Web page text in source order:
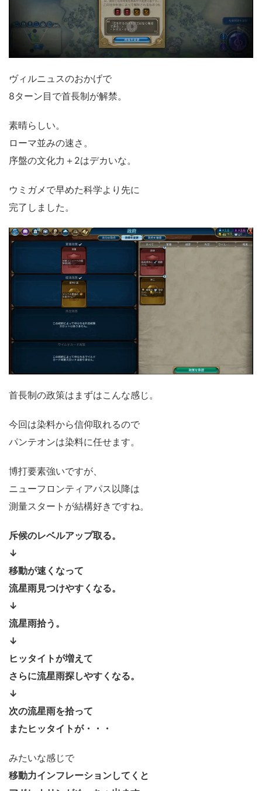
ヴィルニュスのおかげで
8ターン目で首長制が解禁。
素晴らしい。
ローマ並みの速さ。
序盤の文化力＋2はデカいな。
ウミガメで早めた科学より先に
完了しました。
首長制の政策はまずはこんな感じ。
今回は染料から信仰取れるので
パンテオンは染料に任せます。
博打要素強いですが、
ニューフロンティアパス以降は
測量スタートが結構好きですね。
斥候のレベルアップ取る。
↓
移動が速くなって
流星雨見つけやすくなる。
↓
流星雨拾う。
↓
ヒッタイトが増えて
さらに流星雨探しやすくなる。
↓
次の流星雨を拾って
またヒッタイトが・・・
みたいな感じで
移動力インフレーションしてくと